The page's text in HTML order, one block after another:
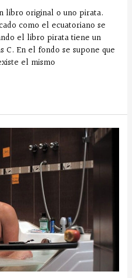
libro original o uno pirata.
como el ecuatoriano se
el libro pirata tiene un
C. En el fondo se supone que
el mismo